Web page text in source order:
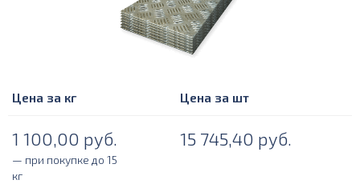
Цена за кг Цена за шт
1 100,00 руб. 15 745,40 руб.
— при покупке до 15
кг